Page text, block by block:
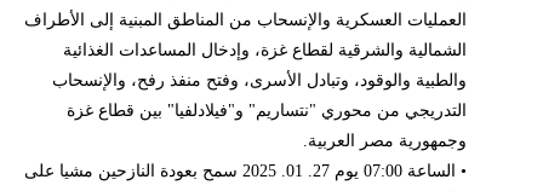
العمليات العسكرية والإنسحاب من المناطق المبنية إلى الأطراف
الشمالية والشرقية لقطاع غزة، وإدخال المساعدات الغذائية
والطبية والوقود، وتبادل الأسرى، وفتح منفذ رفح، والإنسحاب
التدريجي من محوري "نتساريم" و"فيلادلفيا" بين قطاع غزة
وجمهورية مصر العربية.
• الساعة 07:00 يوم 27. 01. 2025 سمح بعودة النازحين مشيا على